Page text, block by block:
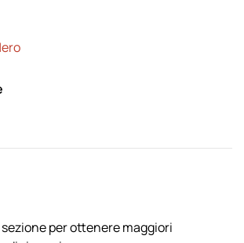
per ottenere maggiori